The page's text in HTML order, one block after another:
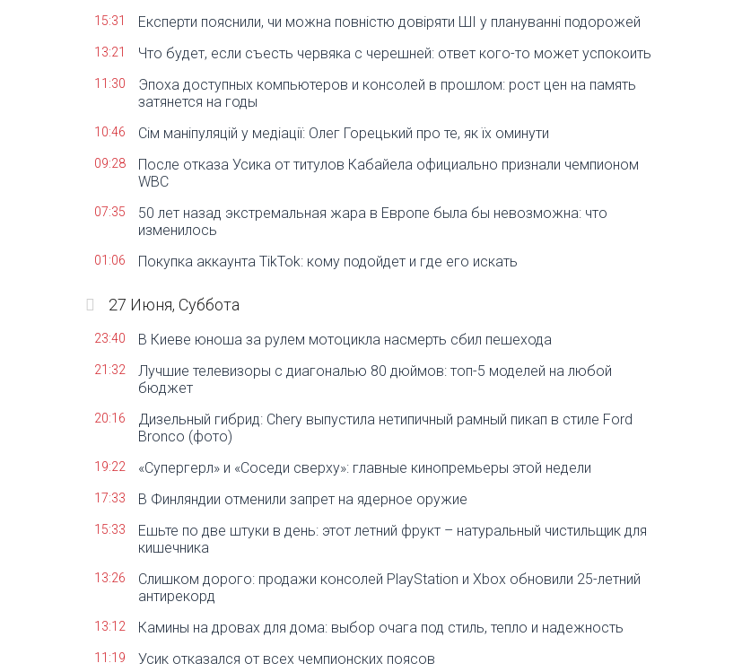
15:31 Експерти пояснили, чи можна повністю довіряти ШІ у плануванні подорожей
13:21 Что будет, если съесть червяка с черешней: ответ кого-то может успокоить
11:30
Эпоха доступных компьютеров и консолей в прошлом: рост цен на память
затянется на годы
10:46 Сім маніпуляцій у медіації: Олег Горецький про те, як їх оминути
09:28
После отказа Усика от титулов Кабайела официально признали чемпионом
WBC
07:35
50 лет назад экстремальная жара в Европе была бы невозможна: что
изменилось
01:06 Покупка аккаунта TikTok: кому подойдет и где его искать
27 Июня, Суббота
23:40 В Киеве юноша за рулем мотоцикла насмерть сбил пешехода
21:32
Лучшие телевизоры с диагональю 80 дюймов: топ-5 моделей на любой
бюджет
20:16
Дизельный гибрид: Chery выпустила нетипичный рамный пикап в стиле Ford
Bronco (фото)
19:22 «Супергерл» и «Соседи сверху»: главные кинопремьеры этой недели
17:33 В Финляндии отменили запрет на ядерное оружие
15:33
Ешьте по две штуки в день: этот летний фрукт – натуральный чистильщик для
кишечника
13:26
Слишком дорого: продажи консолей PlayStation и Xbox обновили 25-летний
антирекорд
13:12 Камины на дровах для дома: выбор очага под стиль, тепло и надежность
11:19 Усик отказался от всех чемпионских поясов